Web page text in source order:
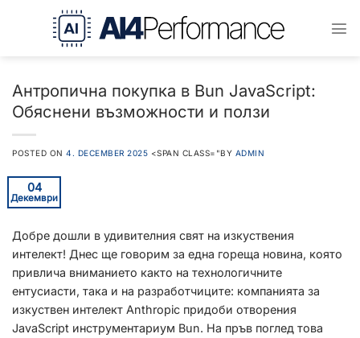
Преминаване
съдържанието
Антропична покупка в Bun JavaScript:
Обяснени възможности и ползи
POSTED ON4. DECEMBER 2025 <SPAN CLASS="BY ADMIN
04
Декември
Добре дошли в удивителния свят на изкуствения
интелект! Днес ще говорим за една гореща новина, която
привлича вниманието както на технологичните
ентусиасти, така и на разработчиците: компанията за
изкуствен интелект Anthropic придоби отворения
JavaScript инструментариум Bun. На пръв поглед това